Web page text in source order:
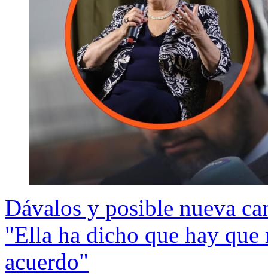
Dávalos y posible nueva
"Ella ha dicho que hay
acuerdo"